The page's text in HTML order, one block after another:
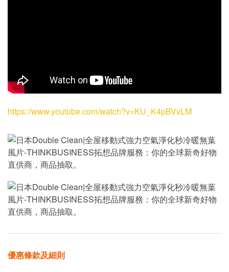
https://www.youtube.com/watch?v=KU_K4pBVvLM
優惠條款及細則